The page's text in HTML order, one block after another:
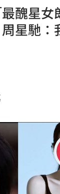
醜星女
星馳：